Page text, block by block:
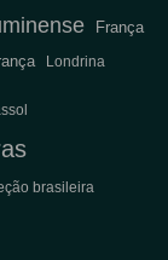
França
Londrina
brasileira